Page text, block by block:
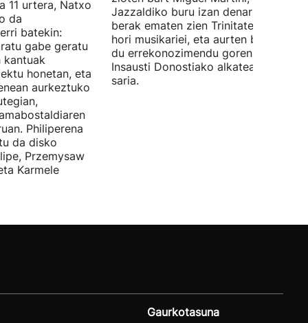
11 urtera, Natxo
da
batekin:
gabe geratu
kantuak
honetan, eta
aurkeztuko
Philiperena
da disko
Przemysaw
Karmele
Jazzaldiko buru izan denari. Orain
berak ematen zien Trinitate Plazan
hori musikariei, eta aurten berak jaso
du errekonozimendu gorena. Jon
Insausti Donostiako alkateak eman
saria.
Gaurkotasuna